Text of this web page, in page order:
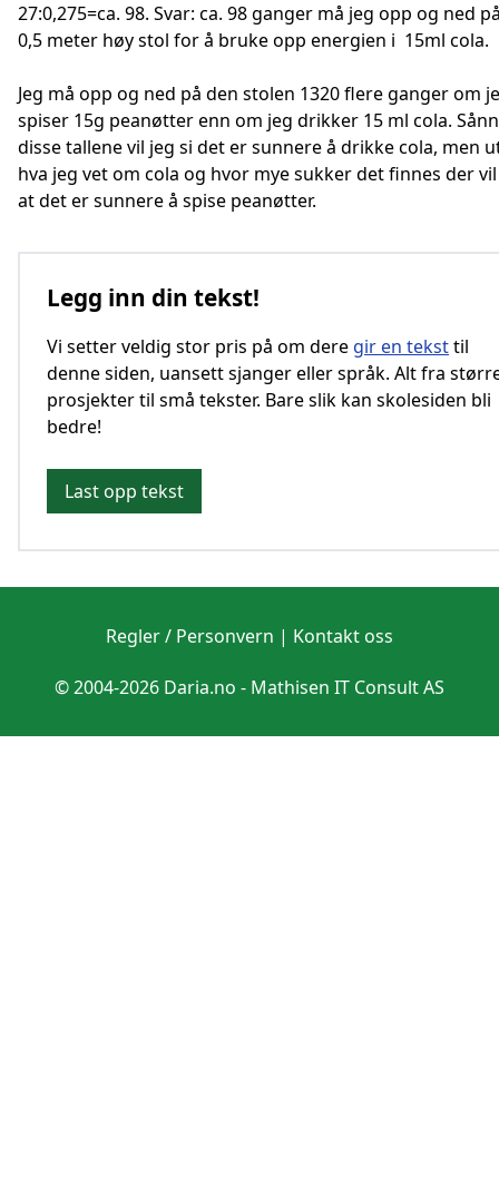
27:0,275=ca. 98. Svar: ca. 98 ganger må jeg opp og ned
0,5 meter høy stol for å bruke opp energien i 15ml cola.
Jeg må opp og ned på den stolen 1320 flere ganger om
spiser 15g peanøtter enn om jeg drikker 15 ml cola.
disse tallene vil jeg si det er sunnere å drikke cola, men
hva jeg vet om cola og hvor mye sukker det finnes der
at det er sunnere å spise peanøtter.
Legg inn din tekst!
Vi setter veldig stor pris på om dere gir en teksttil
denne siden, uansett sjanger eller språk. Alt fra
prosjekter til små tekster. Bare slik kan skolesiden bli
bedre!
Last opp tekst
Regler / Personvern | Kontakt oss
© 2004-2026 Daria.no - Mathisen IT Consult AS